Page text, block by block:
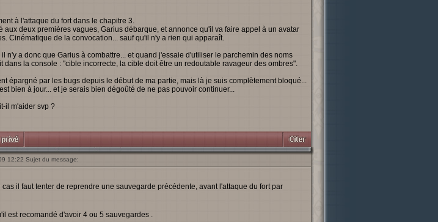
à l'attaque du fort dans le chapitre 3.
aux deux premières vagues, Garius débarque, et annonce qu'il va faire appel à un avatar
Cinématique de la convocation... sauf qu'il n'y a rien qui apparaît.
il n'y a donc que Garius à combattre... et quand j'essaie d'utiliser le parchemin des noms
dans la console : "cible incorrecte, la cible doit être un redoutable ravageur des ombres".
épargné par les bugs depuis le début de ma partie, mais là je suis complètement bloqué...
bien à jour... et je serais bien dégoûté de ne pas pouvoir continuer...
il m'aider svp ?
12:22 Sujet du message:
cas il faut tenter de reprendre une sauvegarde précédente, avant l'attaque du fort par
est recomandé d'avoir 4 ou 5 sauvegardes .